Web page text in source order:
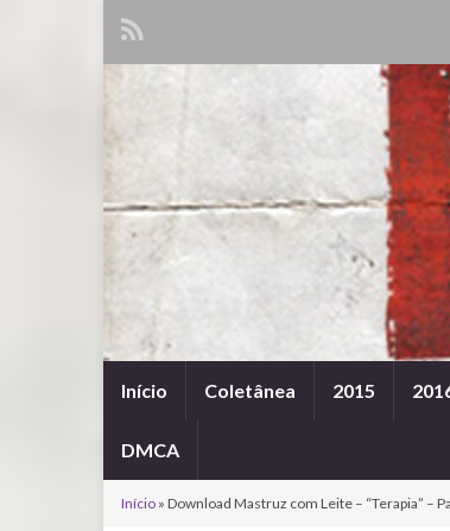
Início Coletânea 2015
DMCA
Início » Download Mastruz com Leite – “Terapia” –